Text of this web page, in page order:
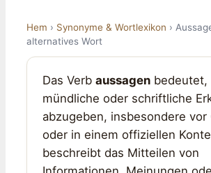
Hem › Synonyme & Wortlexikon ›
alternatives Wort
Das Verb aussagenbedeutet,
mündliche oder schriftliche
abzugeben, insbesondere vor
oder in einem offiziellen
beschreibt das Mitteilen von